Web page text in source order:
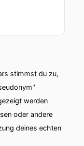
stimmst du zu,
werden
oder andere
deines echten